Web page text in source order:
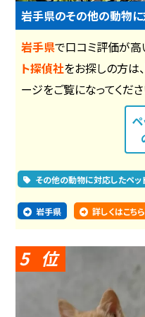
岩手県のその他の動物
岩手県で口コミ評価が高
ト探偵社をお探しの方は
ージをご覧になってくださ
その他の動物に対応したペッ
岩手県 詳しくはこちら
5